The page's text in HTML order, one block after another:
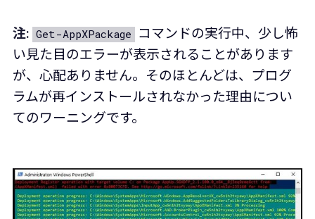
注: Get-AppXPackage コマンドの実行中、少し怖
い見た目のエラーが表示されることがあります
が、心配ありません。そのほとんどは、プログ
ラムが再インストールされなかった理由につい
てのワーニングです。